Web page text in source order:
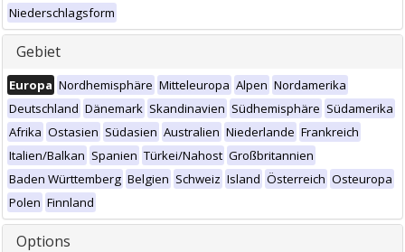
Niederschlagsform
Gebiet
Europa Nordhemisphäre Mitteleuropa Alpen Nordamerika
Deutschland Dänemark Skandinavien Südhemisphäre Südamerika
Afrika Ostasien Südasien Australien Niederlande Frankreich
Italien/Balkan Spanien Türkei/Nahost Großbritannien
Baden Württemberg Belgien Schweiz Island Österreich Osteuropa
Polen Finnland
Options